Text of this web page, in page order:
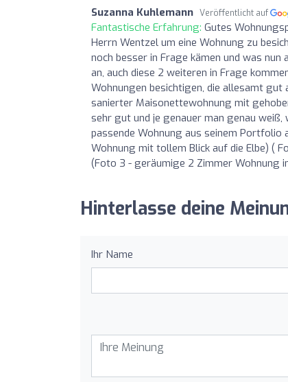
Suzanna Kuhlemann Veröffentlicht auf
Fantastische Erfahrung: Gutes
Herrn Wentzel um eine Wohnung zu
noch besser in Frage kämen und was
an, auch diese 2 weiteren in Frage
Wohnungen besichtigen, die allesamt
sanierter Maisonettewohnung mit
sehr gut und je genauer man genau
passende Wohnung aus seinem Portfolio
Wohnung mit tollem Blick auf die Elbe) (
(Foto 3 - geräumige 2 Zimmer Wohnung
Hinterlasse deine
Ihr Name